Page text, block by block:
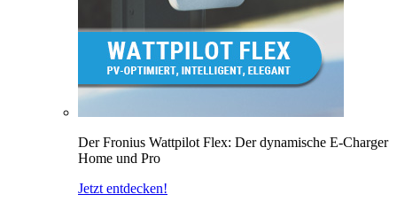
Der Fronius Wattpilot Flex: Der dynamische E-Charger
Home und Pro
Jetzt entdecken!